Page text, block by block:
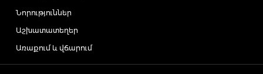
Նորություններ
Աշխատատեղեր
Առաքում և վճարում